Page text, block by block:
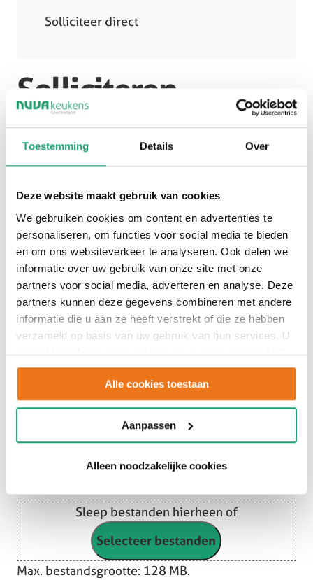
Toestemming Details Over
Deze website maakt gebruik van cookies
We gebruiken cookies om content en advertenties te
personaliseren, om functies voor social media te bieden
en om ons websiteverkeer te analyseren. Ook delen we
informatie over uw gebruik van onze site met onze
partners voor social media, adverteren en analyse. Deze
partners kunnen deze gegevens combineren met andere
informatie die u aan ze heeft verstrekt of die ze hebben
verzameld op basis van uw gebruik van hun services. U
gaat akkoord met onze cookies als u onze website blijft
gebruiken.
Alle cookies toestaan
Aanpassen
Alleen noodzakelijke cookies
Solliciteer direct
Solliciteren
Naam
Voornaam
Tussenvoegsel
Achternaam
*
Sleep bestanden hierheen of
Selecteer bestanden
Max. bestandsgrootte: 128 MB.